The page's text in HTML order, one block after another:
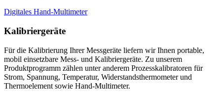
Digitales Hand-Multimeter
Kalibriergeräte
Für die Kalibrierung Ihrer Messgeräte liefern wir Ihnen portable,
mobil einsetzbare Mess- und Kalibriergeräte. Zu unserem
Produktprogramm zählen unter anderem Prozesskalibratoren für
Strom, Spannung, Temperatur, Widerstandsthermometer und
Thermoelement sowie Hand-Multimeter.